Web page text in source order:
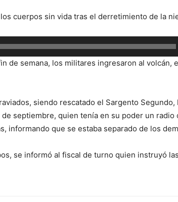
cuerpos sin vida tras el derretimiento de la
de semana, los militares ingresaron al volcán,
siendo rescatado el Sargento Segundo,
septiembre, quien tenía en su poder un radio
informando que se estaba separado de los
se informó al fiscal de turno quien instruyó